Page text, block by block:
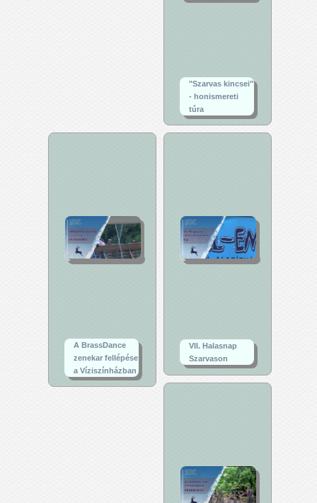
"Szarvas kincsei"
- honismereti
túra
A BrassDance
zenekar fellépése
a Víziszínházban
VII. Halasnap
Szarvason